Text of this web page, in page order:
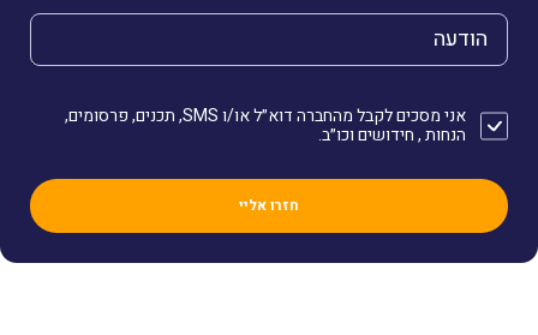
הודעה
אני מסכים לקבל מהחברה דוא״ל או/ו SMS, תכנים, פרסומים,
הנחות , חידושים וכו״ב.